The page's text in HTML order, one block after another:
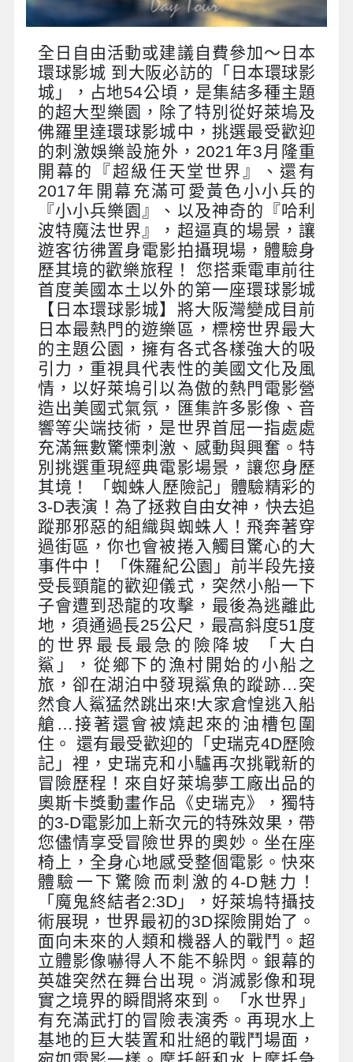
全日自由活動或建議自費參加～日本
環球影城 到大阪必訪的「日本環球影
城」，占地54公頃，是集結多種主題
的超大型樂園，除了特別從好萊塢及
佛羅里達環球影城中，挑選最受歡迎
的刺激娛樂設施外，2021年3月隆重
開幕的『超級任天堂世界』、還有
2017年開幕充滿可愛黃色小小兵的
『小小兵樂園』、以及神奇的『哈利
波特魔法世界』，超逼真的場景，讓
遊客彷彿置身電影拍攝現場，體驗身
歷其境的歡樂旅程！ 您搭乘電車前往
首度美國本土以外的第一座環球影城
【日本環球影城】將大阪灣變成目前
日本最熱門的遊樂區，標榜世界最大
的主題公園，擁有各式各樣強大的吸
引力，重視具代表性的美國文化及風
情，以好萊塢引以為傲的熱門電影營
造出美國式氣氛，匯集許多影像、音
響等尖端技術，是世界首屈一指處處
充滿無數驚慄刺激、感動與興奮。特
別挑選重現經典電影場景，讓您身歷
其境！ 「蜘蛛人歷險記」體驗精彩的
3-D表演！為了拯救自由女神，快去追
蹤那邪惡的組織與蜘蛛人！飛奔著穿
過街區，你也會被捲入觸目驚心的大
事件中！ 「侏羅紀公園」前半段先接
受長頸龍的歡迎儀式，突然小船一下
子會遭到恐龍的攻擊，最後為逃離此
地，須通過長25公尺，最高斜度51度
的世界最長最急的險降坡 「大白
鯊」，從鄉下的漁村開始的小船之
旅，卻在湖泊中發現鯊魚的蹤跡…突
然食人鯊猛然跳出來!大家倉惶逃入船
艙…接著還會被燒起來的油槽包圍
住。 還有最受歡迎的「史瑞克4D歷險
記」裡，史瑞克和小驢再次挑戰新的
冒險歷程！來自好萊塢夢工廠出品的
奧斯卡獎動畫作品《史瑞克》，獨特
的3-D電影加上新次元的特殊效果，帶
您儘情享受冒險世界的奧妙。坐在座
椅上，全身心地感受整個電影。快來
體驗一下驚險而刺激的4-D魅力！
「魔鬼終結者2:3D」，好萊塢特攝技
術展現，世界最初的3D探險開始了。
面向未來的人類和機器人的戰鬥。超
立體影像嚇得人不能不躲閃。銀幕的
英雄突然在舞台出現。消滅影像和現
實之境界的瞬間將來到。 「水世界」
有充滿武打的冒險表演秀。再現水上
基地的巨大裝置和壯絕的戰鬥場面，